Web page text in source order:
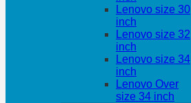
Lenovo size 30
inch
Lenovo size 32
inch
Lenovo size 34
inch
Lenovo Over
size 34 inch